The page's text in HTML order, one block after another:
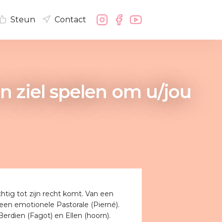
ziel spelen om u/jou
tot zijn recht komt. Van een
emotionele Pastorale (Pierné).
(Fagot) en Ellen (hoorn).
Steun Contact